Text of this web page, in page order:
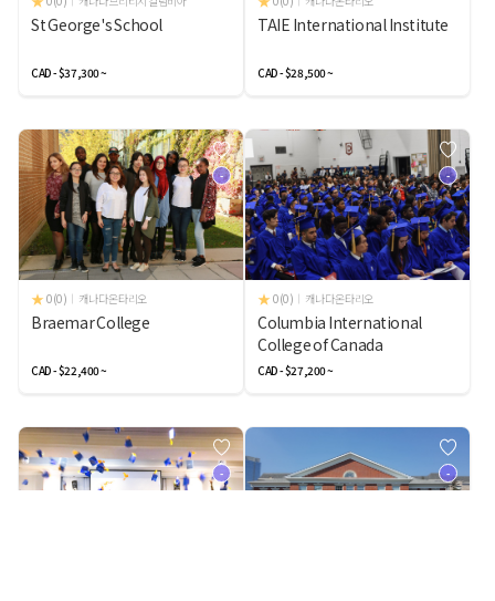
St George's School
CAD - $37,300 ~
TAIE International Institute
CAD - $28,500 ~
-
0(0) 캐나다 온타리오
Braemar College
CAD - $22,400 ~
-
0(0) 캐나다 온타리오
Columbia International
College of Canada
CAD - $27,200 ~
- -